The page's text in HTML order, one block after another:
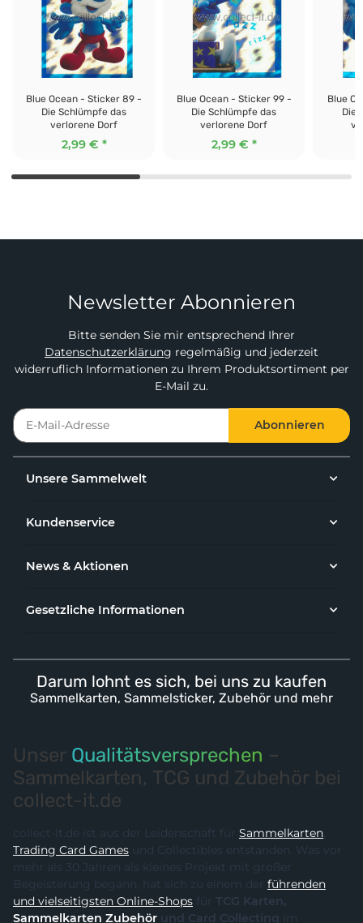
Blue Ocean - Sticker 89 -
Die Schlümpfe das
verlorene Dorf
2,99 € *
Blue Ocean - Sticker 99 -
Die Schlümpfe das
verlorene Dorf
2,99 € *
Blue
Die
Newsletter Abonnieren
Bitte senden Sie mir entsprechend Ihrer
Datenschutzerklärung regelmäßig und jederzeit
widerruflich Informationen zu Ihrem Produktsortiment per
E-Mail zu.
Abonnieren
Unsere Sammelwelt
Kundenservice
News & Aktionen
Gesetzliche Informationen
Darum lohnt es sich, bei uns zu kaufen
Sammelkarten, Sammelsticker, Zubehör und mehr
Unser Qualitätsversprechen –
Sammelkarten, TCG und Zubehör bei
collect-it.de
collect-it.de ist aus der Leidenschaft für Sammelkarten,
Trading Card Games und Collectibles entstanden. Was vor
mehr als 30 Jahren als kleines Projekt mit großer
Begeisterung begann, hat sich zu einem der führenden
und vielseitigsten Online-Shops für TCG Karten,
Sammelkarten Zubehör und Card Collecting im